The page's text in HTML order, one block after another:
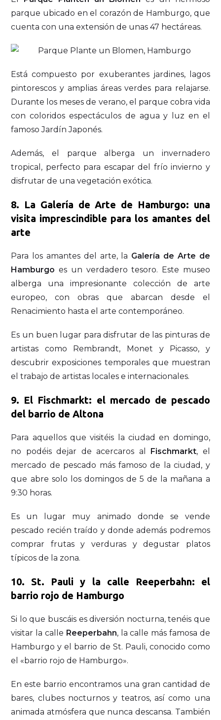
parque ubicado en el corazón de Hamburgo, que
cuenta con una extensión de unas 47 hectáreas.
Está compuesto por exuberantes jardines, lagos
pintorescos y amplias áreas verdes para relajarse.
Durante los meses de verano, el parque cobra vida
con coloridos espectáculos de agua y luz en el
famoso Jardín Japonés.
Además, el parque alberga un invernadero
tropical, perfecto para escapar del frío invierno y
disfrutar de una vegetación exótica.
8. La Galería de Arte de Hamburgo: una
visita imprescindible para los amantes del
arte
Para los amantes del arte, la Galería de Arte de
Hamburgo es un verdadero tesoro. Este museo
alberga una impresionante colección de arte
europeo, con obras que abarcan desde el
Renacimiento hasta el arte contemporáneo.
Es un buen lugar para disfrutar de las pinturas de
artistas como Rembrandt, Monet y Picasso, y
descubrir exposiciones temporales que muestran
el trabajo de artistas locales e internacionales.
9. El Fischmarkt: el mercado de pescado
del barrio de Altona
Para aquellos que visitéis la ciudad en domingo,
no podéis dejar de acercaros al Fischmarkt, el
mercado de pescado más famoso de la ciudad, y
que abre solo los domingos de 5 de la mañana a
9:30 horas.
Es un lugar muy animado donde se vende
pescado recién traído y donde además podremos
comprar frutas y verduras y degustar platos
típicos de la zona.
10. St. Pauli y la calle Reeperbahn: el
barrio rojo de Hamburgo
Si lo que buscáis es diversión nocturna, tenéis que
visitar la calle Reeperbahn, la calle más famosa de
Hamburgo y el barrio de St. Pauli, conocido como
el «barrio rojo de Hamburgo».
En este barrio encontramos una gran cantidad de
bares, clubes nocturnos y teatros, así como una
animada atmósfera que nunca descansa. También